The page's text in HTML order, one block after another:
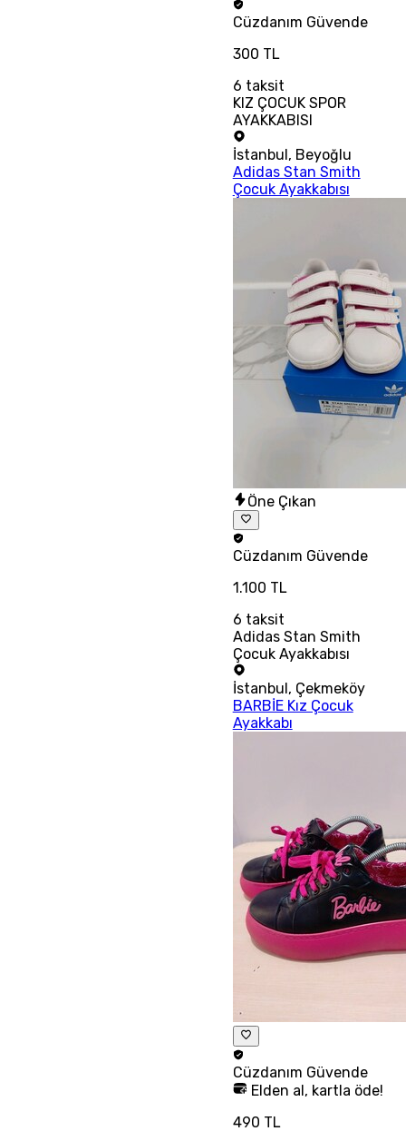
Cüzdanım Güvende
300 TL
6 taksit
KIZ ÇOCUK SPOR
AYAKKABISI
İstanbul, Beyoğlu
Adidas Stan Smith
Çocuk Ayakkabısı
Öne Çıkan
Cüzdanım Güvende
1.100 TL
6 taksit
Adidas Stan Smith
Çocuk Ayakkabısı
İstanbul , Çekmeköy
BARBİE Kız Çocuk
Ayakkabı
Cüzdanım Güvende
Elden al, kartla öde!
490 TL